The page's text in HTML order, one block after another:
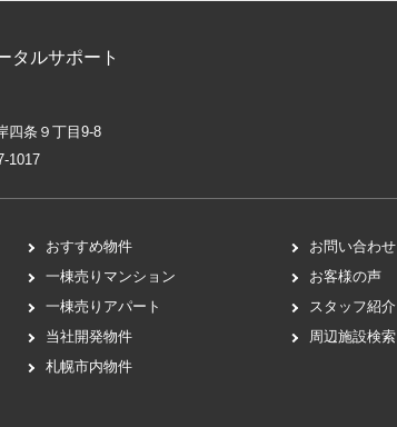
タルサポート
四条９丁目9-8
1017
おすすめ物件
一棟売りマンション
一棟売りアパート
当社開発物件
札幌市内物件
お問い合わせ
お客様の声
スタッフ紹介
周辺施設検索